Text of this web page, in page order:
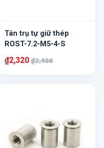
Tán trụ tự giữ thép
ROST-7.2-M5-4-S
₫2,320 ₫2,900